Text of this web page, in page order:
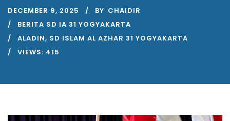
DECEMBER 9, 2025 BY CHAIDIR
BERITA SD IA 31 YOGYAKARTA
ALADIN, SD ISLAM AL AZHAR 31 YOGYAKARTA
VIEWS: 415